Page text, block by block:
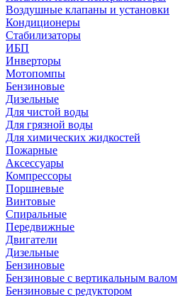
Воздушные клапаны и установки
Кондиционеры
Стабилизаторы
ИБП
Инверторы
Мотопомпы
Бензиновые
Дизельные
Для чистой воды
Для грязной воды
Для химических жидкостей
Пожарные
Аксессуары
Компрессоры
Поршневые
Винтовые
Спиральные
Передвижные
Двигатели
Дизельные
Бензиновые
Бензиновые с вертикальным валом
Бензиновые с редуктором